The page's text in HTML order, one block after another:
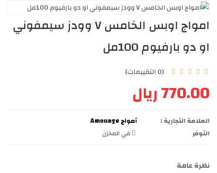
امواج اوبس الخامس V وودز سيمفوني
او دو بارفيوم 100مل
(0 التقييمات)
770.00 ريال
العلامة التجارية :
أمواج Amouage
التوفر
في المخزن
نظرة عامة